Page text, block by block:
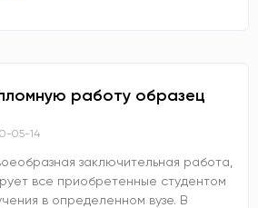
работу образец
05-14
заключительная работа,
все приобретенные студентом
в определенном вузе. В